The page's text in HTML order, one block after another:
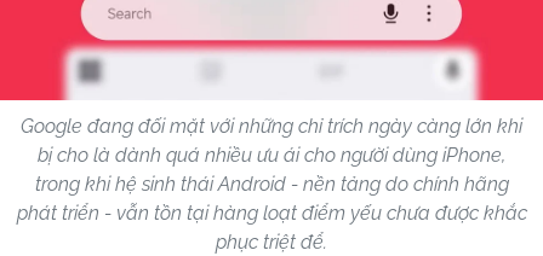
Google đang đối mặt với những chỉ trích ngày càng lớn khi
bị cho là dành quá nhiều ưu ái cho người dùng iPhone,
trong khi hệ sinh thái Android - nền tảng do chính hãng
phát triển - vẫn tồn tại hàng loạt điểm yếu chưa được khắc
phục triệt để.